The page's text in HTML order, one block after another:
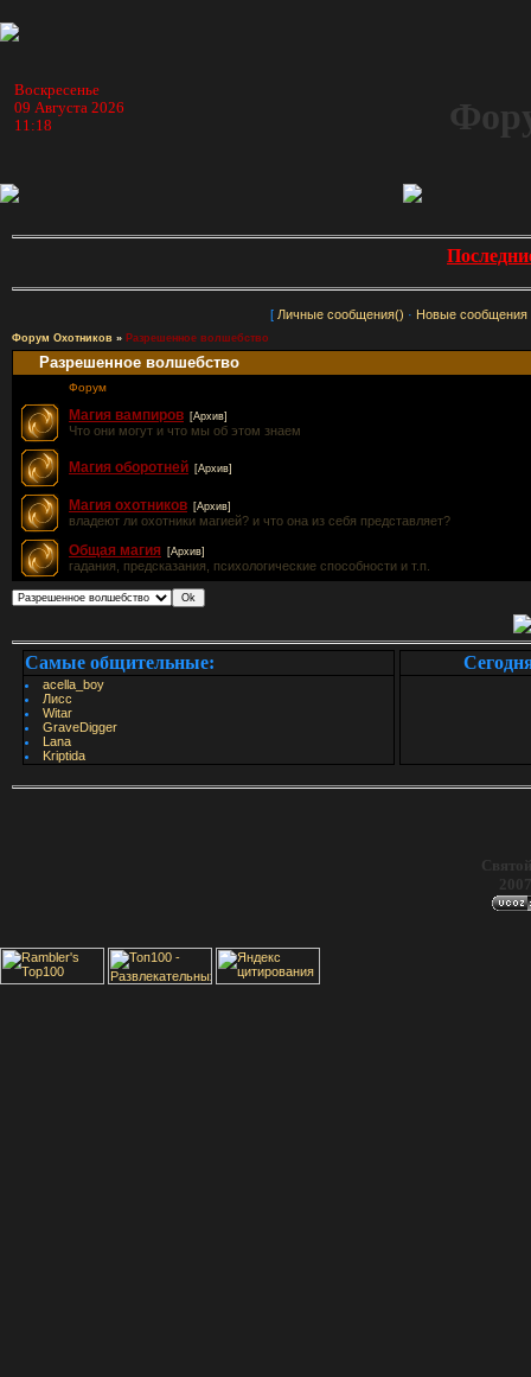
Воскресенье
09 Августа 2026
11:18
[ Личные сообщения() · Новые сообщения
Форум Охотников » Разрешенное волшебство
Разрешенное волшебство
Форум
Магия вампиров [Архив]
Что они могут и что мы об этом знаем
Магия оборотней [Архив]
Магия охотников [Архив]
владеют ли охотники магией? и что она из себя представляет?
Общая магия [Архив]
гадания, предсказания, психологические способности и т.п.
Самые общительные:
acella_boy
Лисс
Witar
GraveDigger
Lana
Kriptida